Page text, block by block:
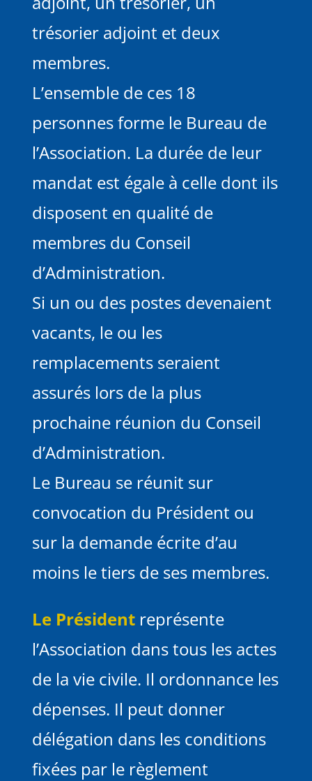
trésorier adjoint et deux
membres.
L’ensemble de ces 18
personnes forme le Bureau de
l’Association. La durée de leur
mandat est égale à celle dont ils
disposent en qualité de
membres du Conseil
d’Administration.
Si un ou des postes devenaient
vacants, le ou les
remplacements seraient
assurés lors de la plus
prochaine réunion du Conseil
d’Administration.
Le Bureau se réunit sur
convocation du Président ou
sur la demande écrite d’au
moins le tiers de ses membres.
Le Présidentreprésente
l’Association dans tous les actes
de la vie civile. Il ordonnance les
dépenses. Il peut donner
délégation dans les conditions
fixées par le règlement